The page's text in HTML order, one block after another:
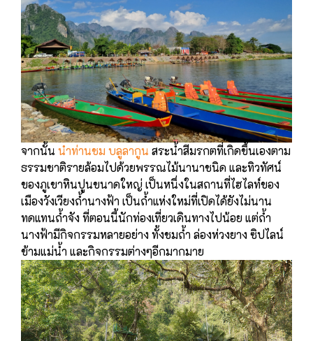
จากนั้น นําท่านชม บลูลากูน สระน้ำสีมรกตที่เกิดขึ้นเองตาม
ธรรมชาติรายล้อมไปด้วยพรรณไม้นานาชนิด และทิวทัศน์
ของภูเขาหินปูนขนาดใหญ่ เป็นหนึ่งในสถานที่ไฮไลท์ของ
เมืองวังเวียงถ้ำนางฟ้า เป็นถ้ำแห่งใหม่ที่เปิดได้ยังไม่นาน
ทดแทนถ้ำจัง ที่ตอนนี้นักท่องเที่ยวเดินทางไปน้อย แต่ถ้ำ
นางฟ้ามีกิจกรรมหลายอย่าง ทั้งชมถ้ำ ล่องห่วงยาง ซิปไลน์
ข้ามแม่น้ำ และกิจกรรมต่างๆอีกมากมาย